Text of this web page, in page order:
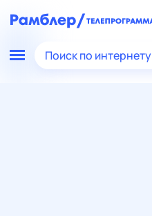
Поиск по интернету